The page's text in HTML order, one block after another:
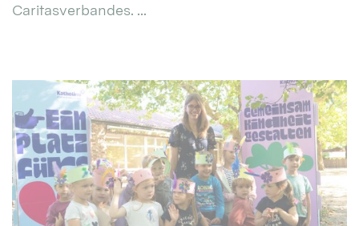
Caritasverbandes. ...